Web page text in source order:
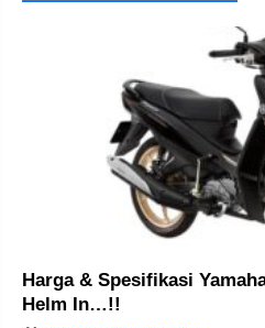
Harga & Spesifikasi
Helm In…!!